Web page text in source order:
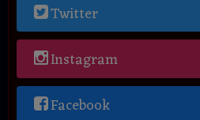
Twitter
Instagram
Facebook